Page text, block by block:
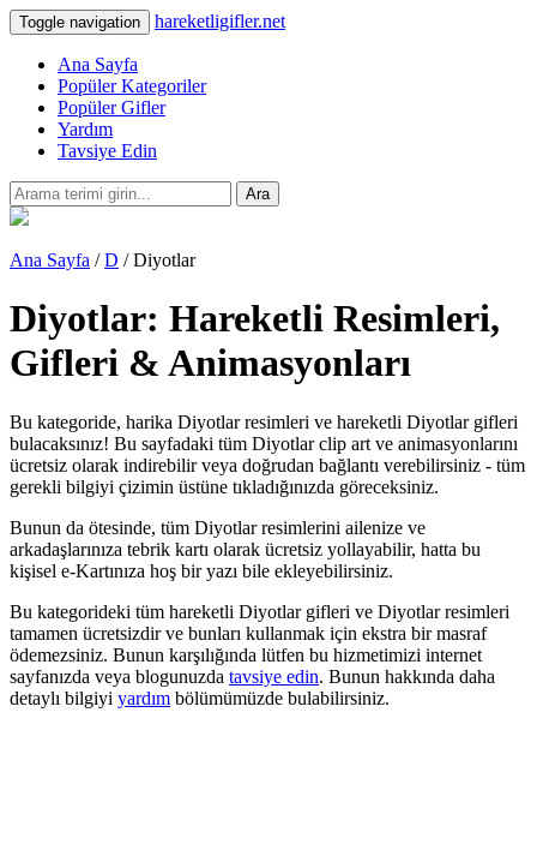
Toggle navigation hareketligifler.net
Ana Sayfa
Popüler Kategoriler
Popüler Gifler
Yardım
Tavsiye Edin
Ara
Ana Sayfa /D / Diyotlar
Diyotlar: Hareketli Resimleri,
Gifleri & Animasyonları
Bu kategoride, harika Diyotlar resimleri ve hareketli Diyotlar gifleri
bulacaksınız! Bu sayfadaki tüm Diyotlar clip art ve animasyonlarını
ücretsiz olarak indirebilir veya doğrudan bağlantı verebilirsiniz - tüm
gerekli bilgiyi çizimin üstüne tıkladığınızda göreceksiniz.
Bunun da ötesinde, tüm Diyotlar resimlerini ailenize ve
arkadaşlarınıza tebrik kartı olarak ücretsiz yollayabilir, hatta bu
kişisel e-Kartınıza hoş bir yazı bile ekleyebilirsiniz.
Bu kategorideki tüm hareketli Diyotlar gifleri ve Diyotlar resimleri
tamamen ücretsizdir ve bunları kullanmak için ekstra bir masraf
ödemezsiniz. Bunun karşılığında lütfen bu hizmetimizi internet
sayfanızda veya blogunuzda tavsiye edin. Bunun hakkında daha
detaylı bilgiyi yardım bölümümüzde bulabilirsiniz.